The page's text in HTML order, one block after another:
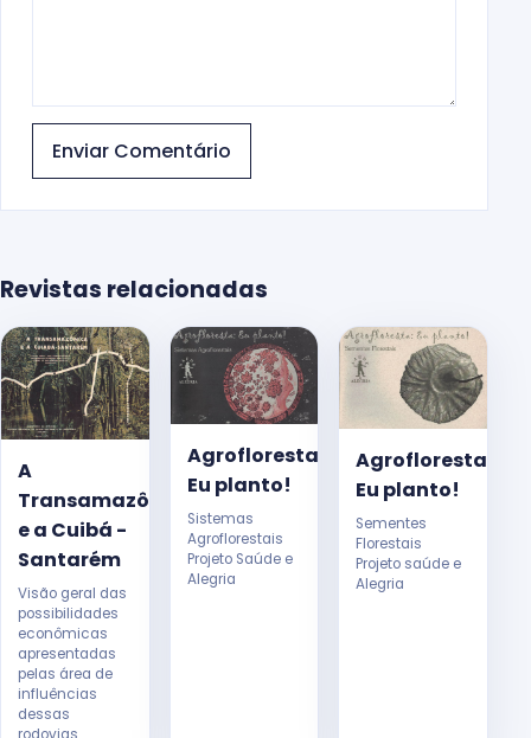
Enviar Comentário
Revistas relacionadas
A
Transamazônica
e a Cuibá -
Santarém
Visão geral das
possibilidades
econômicas
apresentadas
pelas área de
influências
dessas
Agrofloresta:
Eu planto!
Sistemas
Agroflorestais
Projeto Saúde e
Alegria
Agrofloresta:
Eu planto!
Sementes
Florestais
Projeto saúde e
Alegria